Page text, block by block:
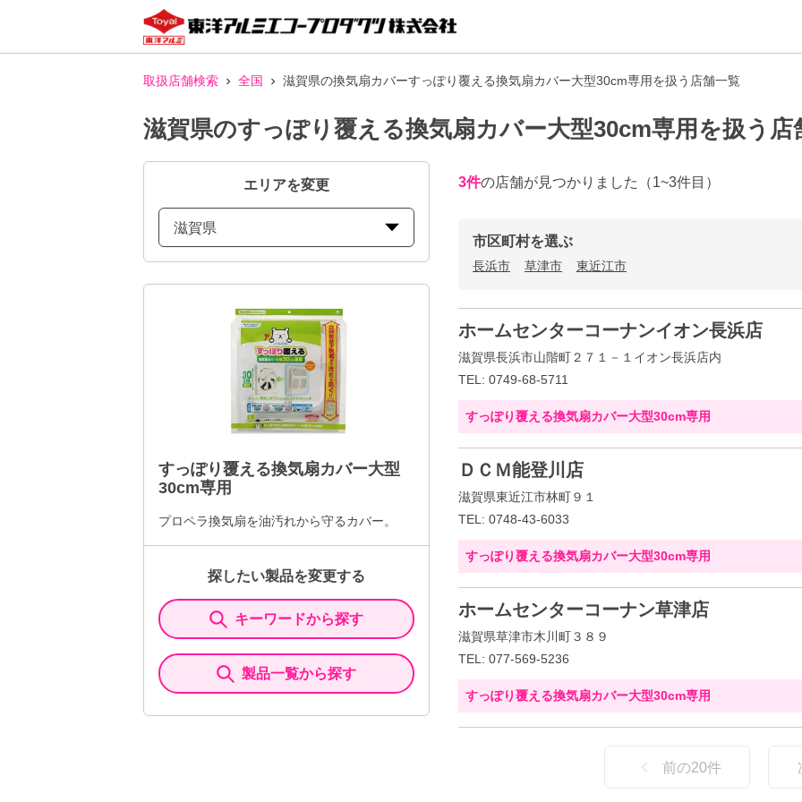
取扱店舗検索 全国 滋賀県の換気扇カバーすっぽり覆える換気扇カバー大型30cm専用を扱う店舗一覧
滋賀県のすっぽり覆える換気扇カバー大型30cm専用を扱う店
エリアを変更
滋賀県
すっぽり覆える換気扇カバー大型
30cm専用
プロペラ換気扇を油汚れから守るカバー。
探したい製品を変更する
キーワードから探す
製品一覧から探す
3件の店舗が見つかりました （1~3件目）
市区町村を選ぶ
長浜市 草津市 東近江市
ホームセンターコーナンイオン長浜店
滋賀県長浜市山階町２７１－１イオン長浜店内
TEL: 0749-68-5711
すっぽり覆える換気扇カバー大型30cm専用
ＤＣＭ能登川店
滋賀県東近江市林町９１
TEL: 0748-43-6033
すっぽり覆える換気扇カバー大型30cm専用
ホームセンターコーナン草津店
滋賀県草津市木川町３８９
TEL: 077-569-5236
すっぽり覆える換気扇カバー大型30cm専用
前の20件